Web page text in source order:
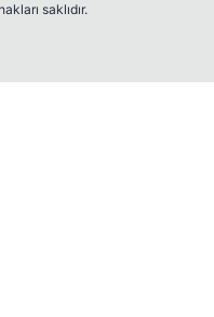
saklıdır.